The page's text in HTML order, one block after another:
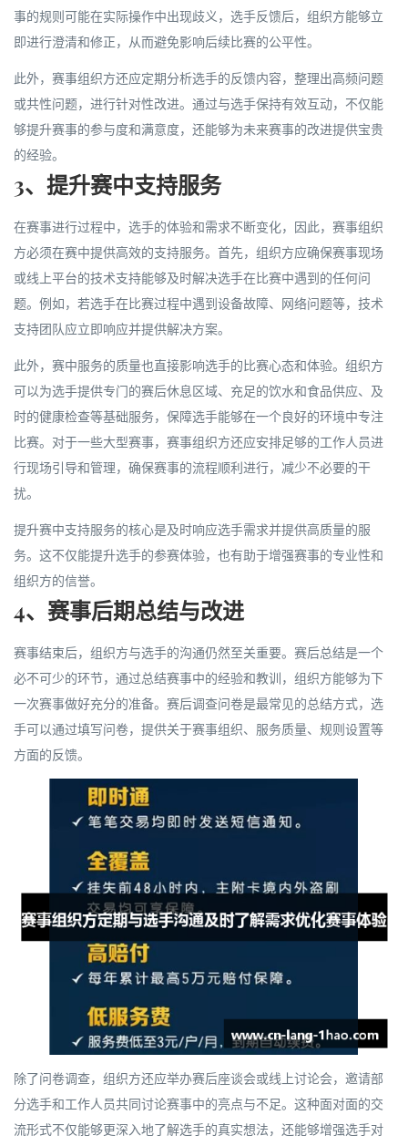
事的规则可能在实际操作中出现歧义，选手反馈后，组织方能够立
即进行澄清和修正，从而避免影响后续比赛的公平性。
此外，赛事组织方还应定期分析选手的反馈内容，整理出高频问题
或共性问题，进行针对性改进。通过与选手保持有效互动，不仅能
够提升赛事的参与度和满意度，还能够为未来赛事的改进提供宝贵
的经验。
3、提升赛中支持服务
在赛事进行过程中，选手的体验和需求不断变化，因此，赛事组织
方必须在赛中提供高效的支持服务。首先，组织方应确保赛事现场
或线上平台的技术支持能够及时解决选手在比赛中遇到的任何问
题。例如，若选手在比赛过程中遇到设备故障、网络问题等，技术
支持团队应立即响应并提供解决方案。
此外，赛中服务的质量也直接影响选手的比赛心态和体验。组织方
可以为选手提供专门的赛后休息区域、充足的饮水和食品供应、及
时的健康检查等基础服务，保障选手能够在一个良好的环境中专注
比赛。对于一些大型赛事，赛事组织方还应安排足够的工作人员进
行现场引导和管理，确保赛事的流程顺利进行，减少不必要的干
扰。
提升赛中支持服务的核心是及时响应选手需求并提供高质量的服
务。这不仅能提升选手的参赛体验，也有助于增强赛事的专业性和
组织方的信誉。
4、赛事后期总结与改进
赛事结束后，组织方与选手的沟通仍然至关重要。赛后总结是一个
必不可少的环节，通过总结赛事中的经验和教训，组织方能够为下
一次赛事做好充分的准备。赛后调查问卷是最常见的总结方式，选
手可以通过填写问卷，提供关于赛事组织、服务质量、规则设置等
方面的反馈。
除了问卷调查，组织方还应举办赛后座谈会或线上讨论会，邀请部
分选手和工作人员共同讨论赛事中的亮点与不足。这种面对面的交
流形式不仅能够更深入地了解选手的真实想法，还能够增强选手对